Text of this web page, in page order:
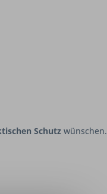
Schutz wünschen.